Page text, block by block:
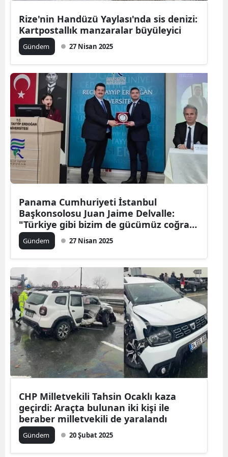
Rize'nin Handüzü Yaylası'nda sis denizi:
Kartpostallık manzaralar büyüleyici
Gündem 27 Nisan 2025
Panama Cumhuriyeti İstanbul
Başkonsolosu Juan Jaime Delvalle:
"Türkiye gibi bizim de gücümüz coğrafi
konumumuzda yatıyor"
Gündem 27 Nisan 2025
CHP Milletvekili Tahsin Ocaklı kaza
geçirdi: Araçta bulunan iki kişi ile
beraber milletvekili de yaralandı
Gündem 20 Şubat 2025